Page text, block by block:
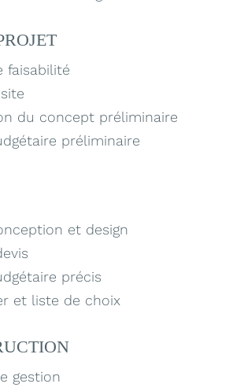
faisabilité
du concept préliminaire
préliminaire
et design
précis
et liste de choix
gestion